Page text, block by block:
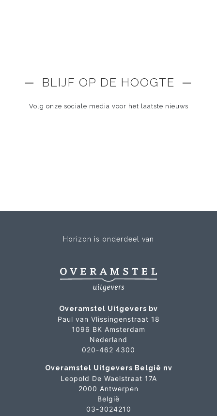
─ BLIJF OP DE HOOGTE ─
Volg onze sociale media voor het laatste nieuws
Horizon is onderdeel van
Overamstel Uitgevers bv
Paul van Vlissingenstraat 18
1096 BK Amsterdam
Nederland
020-462 4300
Overamstel Uitgevers België nv
Leopold De Waelstraat 17A
2000 Antwerpen
België
03-3024210